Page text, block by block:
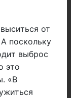
от
поскольку
выброс
это
«В